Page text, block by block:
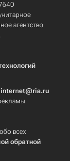
агентство
всех
обратной